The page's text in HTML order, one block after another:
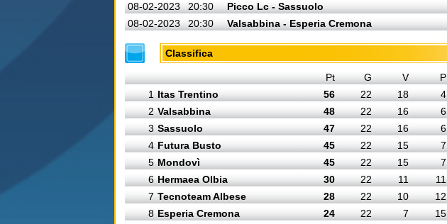
08-02-2023
20:30 Picco Lc - Sassuolo
08-02-2023
20:30 Valsabbina - Esperia Cremona
Classifica
Pt G V P
1 Itas Trentino 56 22 18 4
2 Valsabbina 48 22 16 6
3 Sassuolo 47 22 16 6
4 Futura Busto 45 22 15 7
5 Mondovì 45 22 15 7
6 Hermaea Olbia 30 22 11 11
7 Tecnoteam Albese 28 22 10 12
8 Esperia Cremona 24 22 7 15